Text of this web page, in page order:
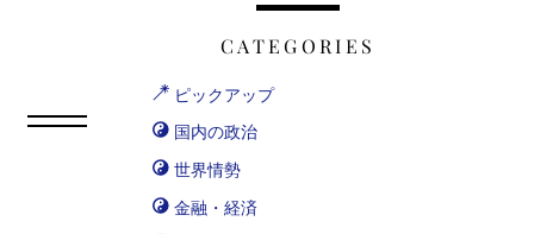
CATEGORIES
ピックアップ
国内の政治
世界情勢
金融・経済